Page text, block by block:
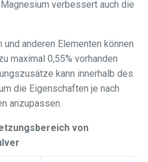
verbessert auch die
und anderen Elementen können
maximal 0,55% vorhanden
kann innerhalb des
die Eigenschaften je nach
anzupassen.
von